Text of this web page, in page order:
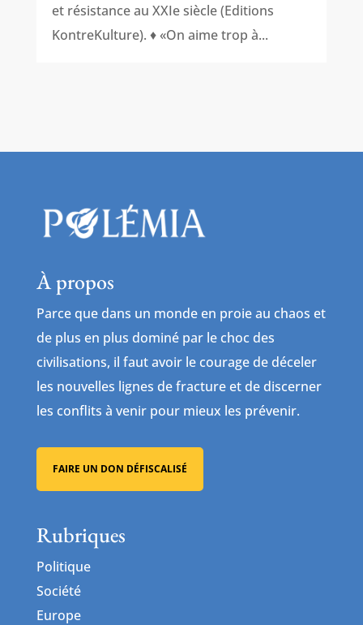
et résistance au XXIe siècle (Editions
KontreKulture). ♦ «On aime trop à...
À propos
Parce que dans un monde en proie au chaos et
de plus en plus dominé par le choc des
civilisations, il faut avoir le courage de déceler
les nouvelles lignes de fracture et de discerner
les conflits à venir pour mieux les prévenir.
FAIRE UN DON DÉFISCALISÉ
Rubriques
Politique
Société
Europe